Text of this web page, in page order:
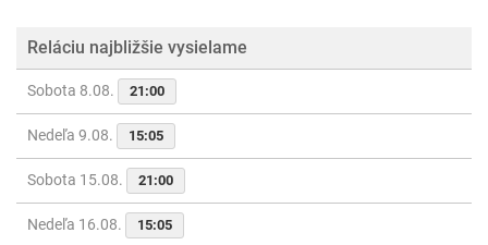
Reláciu najbližšie vysielame
Sobota 8.08. 21:00
Nedeľa 9.08. 15:05
Sobota 15.08. 21:00
Nedeľa 16.08. 15:05